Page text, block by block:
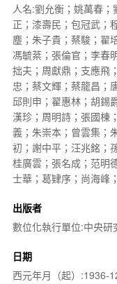
人名:劉允衡；姚萬春
正；漆壽民；包冠武；
塵；朱子貴；蔡駿；翟
馮毓棻；張倫官；李春
拙夫；周獻鼎；支應飛
忠；蔡文輝；蔡龍昌；
邱則申；翟惠林；胡錫
漢珍；周明詩；張國棟
義；朱崇本；曾雲集；
初；謝中平；汪兆銘；
桂廣雲；張名成；范明
士華；葛肄序；尚海峰
出版者
數位化執行單位:中央研
日期
西元年月（起）:1936-